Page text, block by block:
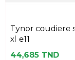
tynor coudiere simple
xl e11
44,685 TND